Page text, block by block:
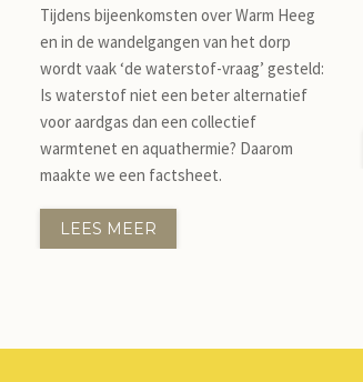
Tijdens bijeenkomsten over Warm Heeg
en in de wandelgangen van het dorp
wordt vaak ‘de waterstof-vraag’ gesteld:
Is waterstof niet een beter alternatief
voor aardgas dan een collectief
warmtenet en aquathermie? Daarom
maakte we een factsheet.
LEES MEER